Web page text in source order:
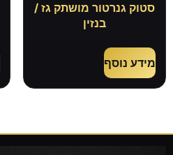
סטוק גנרטור מושתק גז /
בנזין
מידע נוסף